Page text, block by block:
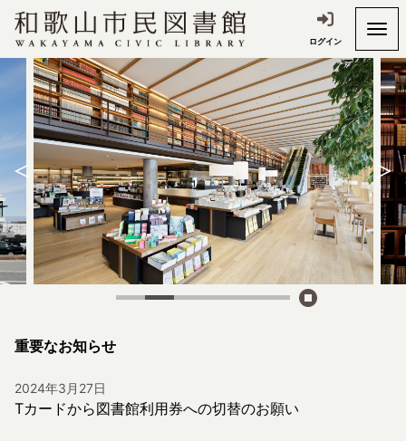
ログイン
重要なお知らせ
2024年3月27日
Tカードから図書館利用券への切替のお願い